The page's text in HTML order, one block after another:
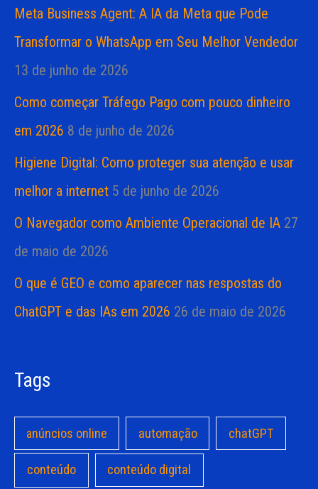
Meta Business Agent: A IA da Meta que Pode
Transformar o WhatsApp em Seu Melhor Vendedor
13 de junho de 2026
Como começar Tráfego Pago com pouco dinheiro
em 2026 8 de junho de 2026
Higiene Digital: Como proteger sua atenção e usar
melhor a internet 5 de junho de 2026
O Navegador como Ambiente Operacional de IA 27
de maio de 2026
O que é GEO e como aparecer nas respostas do
ChatGPT e das IAs em 2026 26 de maio de 2026
Tags
anúncios online automação chatGPT
conteúdo conteúdo digital